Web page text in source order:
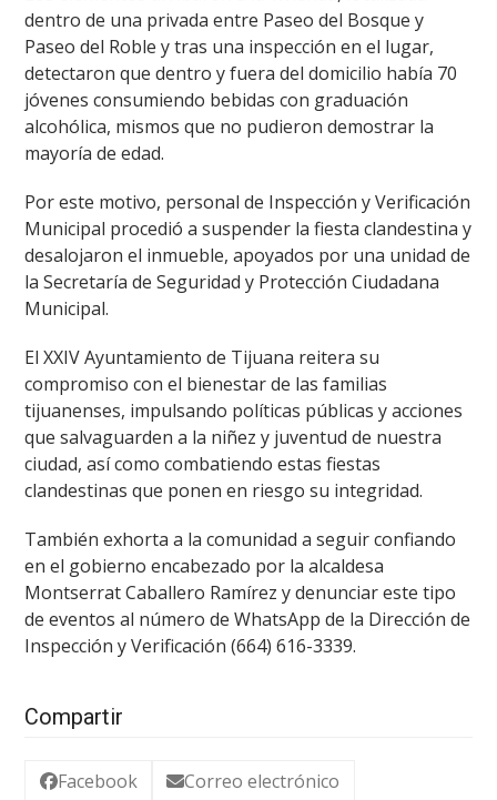
dentro de una privada entre Paseo del Bosque y
Paseo del Roble y tras una inspección en el lugar,
detectaron que dentro y fuera del domicilio había 70
jóvenes consumiendo bebidas con graduación
alcohólica, mismos que no pudieron demostrar la
mayoría de edad.
Por este motivo, personal de Inspección y Verificación
Municipal procedió a suspender la fiesta clandestina y
desalojaron el inmueble, apoyados por una unidad de
la Secretaría de Seguridad y Protección Ciudadana
Municipal.
El XXIV Ayuntamiento de Tijuana reitera su
compromiso con el bienestar de las familias
tijuanenses, impulsando políticas públicas y acciones
que salvaguarden a la niñez y juventud de nuestra
ciudad, así como combatiendo estas fiestas
clandestinas que ponen en riesgo su integridad.
También exhorta a la comunidad a seguir confiando
en el gobierno encabezado por la alcaldesa
Montserrat Caballero Ramírez y denunciar este tipo
de eventos al número de WhatsApp de la Dirección de
Inspección y Verificación (664) 616-3339.
Compartir
Facebook Correo electrónico